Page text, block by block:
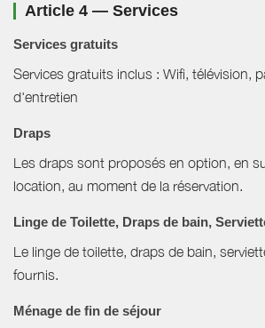
Article 4 — Services
Services gratuits
Services gratuits inclus : Wifi, télévision,
d'entretien
Draps
Les draps sont proposés en option, en
location, au moment de la réservation.
Linge de Toilette, Draps de bain,
Le linge de toilette, draps de bain,
fournis.
Ménage de fin de séjour